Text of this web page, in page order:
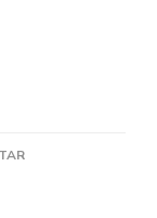
ZU